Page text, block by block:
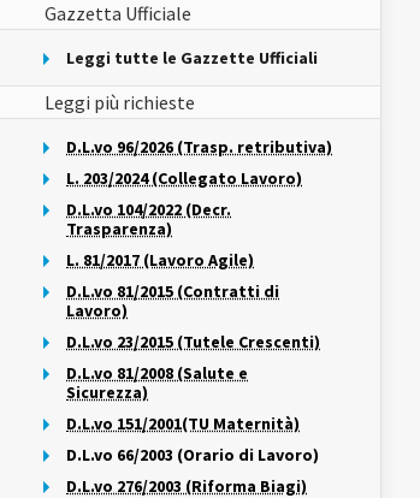
Gazzetta Ufficiale
Leggi tutte le Gazzette Ufficiali
Leggi più richieste
D.L.vo 96/2026 (Trasp. retributiva)
L. 203/2024 (Collegato Lavoro)
D.L.vo 104/2022 (Decr.
Trasparenza)
L. 81/2017 (Lavoro Agile)
D.L.vo 81/2015 (Contratti di
Lavoro)
D.L.vo 23/2015 (Tutele Crescenti)
D.L.vo 81/2008 (Salute e
Sicurezza)
D.L.vo 151/2001(TU Maternità)
D.L.vo 66/2003 (Orario di Lavoro)
D.L.vo 276/2003 (Riforma Biagi)